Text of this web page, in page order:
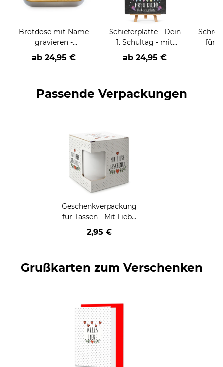
Brotdose mit Name
gravieren -
Schulkind-Astronaut
ab 24,95 €
Schieferplatte - Dein
1. Schultag - mit
Name, Foto und
Datum - 30 x 20 cm -
ab 24,95 €
für
Passende Verpackungen
Geschenkverpackung
für Tassen - Mit Liebe
geschenkt
2,95 €
Grußkarten zum Verschenken